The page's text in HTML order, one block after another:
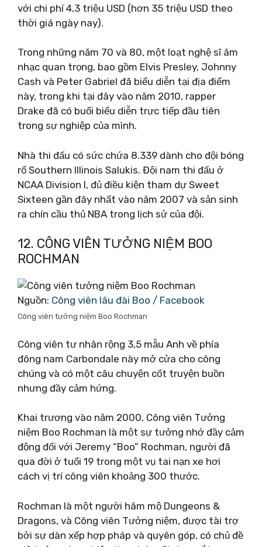
với chi phí 4,3 triệu USD (hơn 35 triệu USD theo
thời giá ngày nay).
Trong những năm 70 và 80, một loạt nghệ sĩ âm
nhạc quan trọng, bao gồm Elvis Presley, Johnny
Cash và Peter Gabriel đã biểu diễn tại địa điểm
này, trong khi tại đây vào năm 2010, rapper
Drake đã có buổi biểu diễn trực tiếp đầu tiên
trong sự nghiệp của mình.
Nhà thi đấu có sức chứa 8.339 dành cho đội bóng
rổ Southern Illinois Salukis. Đội nam thi đấu ở
NCAA Division I, đủ điều kiện tham dự Sweet
Sixteen gần đây nhất vào năm 2007 và sản sinh
ra chín cầu thủ NBA trong lịch sử của đội.
12. CÔNG VIÊN TƯỞNG NIỆM BOO
ROCHMAN
Nguồn: Công viên lâu đài Boo / Facebook
Công viên tưởng niệm Boo Rochman
Công viên tư nhân rộng 3,5 mẫu Anh về phía
đông nam Carbondale này mở cửa cho công
chúng và có một câu chuyện cốt truyện buồn
nhưng đầy cảm hứng.
Khai trương vào năm 2000, Công viên Tưởng
niệm Boo Rochman là một sự tưởng nhớ đầy cảm
động đối với Jeremy “Boo” Rochman, người đã
qua đời ở tuổi 19 trong một vụ tai nạn xe hơi
cách vị trí công viên khoảng 300 thước.
Rochman là một người hâm mộ Dungeons &
Dragons, và Công viên Tưởng niệm, được tài trợ
bởi sự dàn xếp hợp pháp và quyên góp, có chủ đề